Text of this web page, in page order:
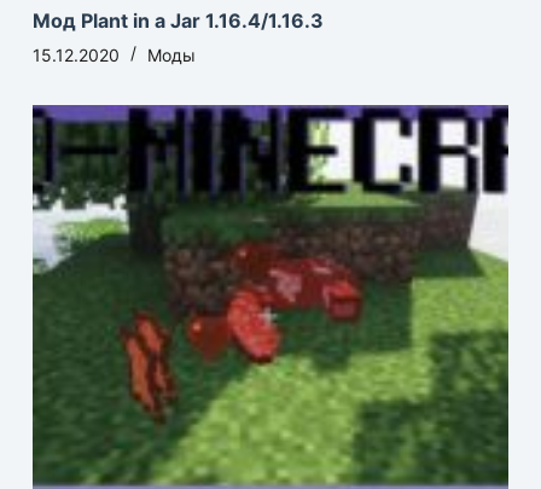
Мод Plant in a Jar 1.16.4/1.16.3
15.12.2020 Моды